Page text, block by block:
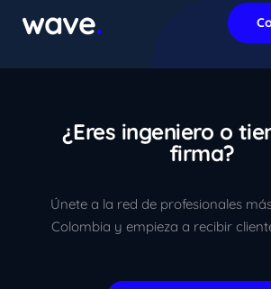
wave.
¿Eres ingeniero o
firma?
Únete a la red de profesionales
Colombia y empieza a recibir